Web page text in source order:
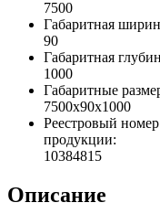
7500
Габаритная
90
Габаритная
1000
Габаритные
7500x90x1000
Реестровый
продукции:
10384815
Описание